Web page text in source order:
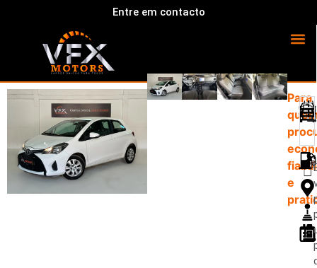
Entre em contacto
Para
e